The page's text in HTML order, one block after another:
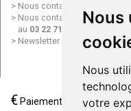
Nous
Nous
votre
Nous contacter par e-mail
Nous contacter par téléphone
au 03 22 71 64 10
Newsletter
€ Paiement